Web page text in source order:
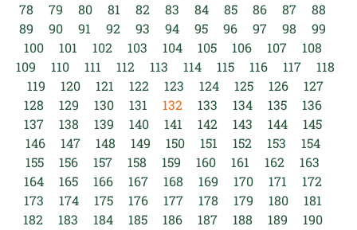
78
79 80 81 82 83 84 85 86 87
88
89
90 91 92 93 94 95 96 97 98
99
100
101 102 103 104 105 106 107
108
109
110 111 112 113 114 115 116 117
118
119
120 121 122 123 124 125 126
127
128
129 130 131 132 133 134 135
136
137
138 139 140 141 142 143 144
145
146
147 148 149 150 151 152 153
154
155
156 157 158 159 160 161 162
163
164
165 166 167 168 169 170 171
172
173
174 175 176 177 178 179 180
181
182
183 184 185 186 187 188 189
190